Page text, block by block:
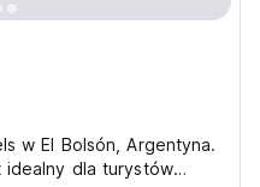
w El Bolsón, Argentyna.
idealny dla turystów